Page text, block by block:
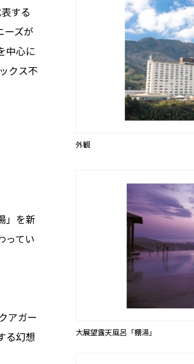
する
ーズが
中心に
クス不
外観
」を新
ってい
アガー
る幻想
大展望露天風呂「棚湯」